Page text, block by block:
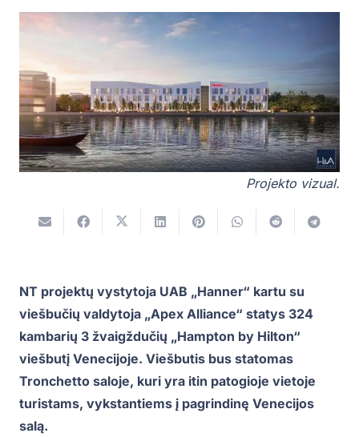
Projekto vizual.
NT projektų vystytoja UAB „Hanner“ kartu su
viešbučių valdytoja „Apex Alliance“ statys 324
kambarių 3 žvaigždučių „Hampton by Hilton“
viešbutį Venecijoje. Viešbutis bus statomas
Tronchetto saloje, kuri yra itin patogioje vietoje
turistams, vykstantiems į pagrindinę Venecijos
salą.